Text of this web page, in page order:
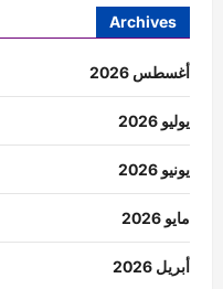
Archives
أغسطس 2026
يوليو 2026
يونيو 2026
مايو 2026
أبريل 2026